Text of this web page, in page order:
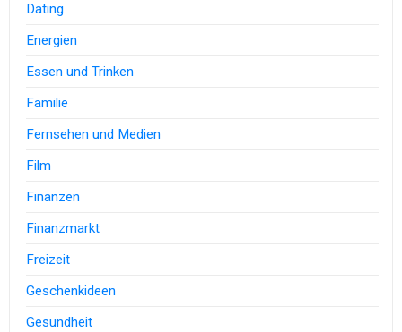
Dating
Energien
Essen und Trinken
Familie
Fernsehen und Medien
Film
Finanzen
Finanzmarkt
Freizeit
Geschenkideen
Gesundheit